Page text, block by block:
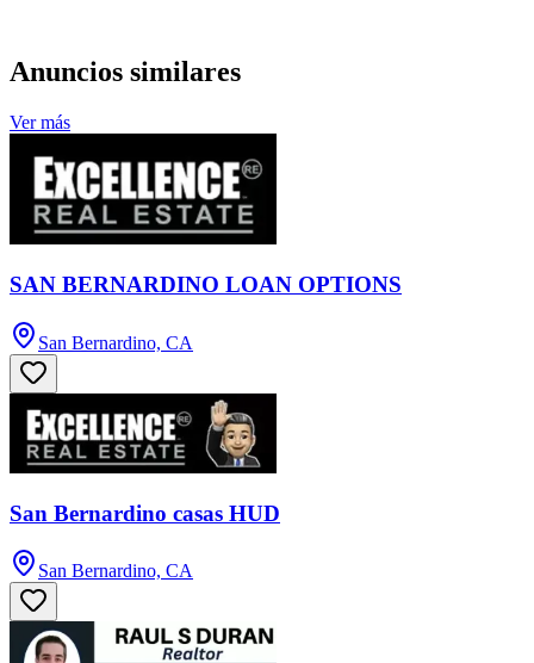
Anuncios similares
Ver más
SAN BERNARDINO LOAN OPTIONS
San Bernardino, CA
San Bernardino casas HUD
San Bernardino, CA